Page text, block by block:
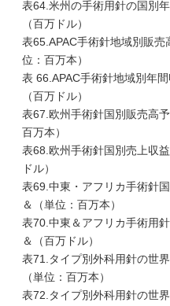
表64.米州の手術用針の国別
（百万ドル）
表65.APAC手術針地域別販
位：百万本）
表 66.APAC手術針地域別年
（百万ドル）
表67.欧州手術針国別販売高
百万本）
表68.欧州手術針国別売上収
ドル）
表69.中東・アフリカ手術針
＆（単位：百万本）
表70.中東＆アフリカ手術用
＆（百万ドル）
表71.タイプ別外科用針の世
（単位：百万本）
表72.タイプ別外科用針の世